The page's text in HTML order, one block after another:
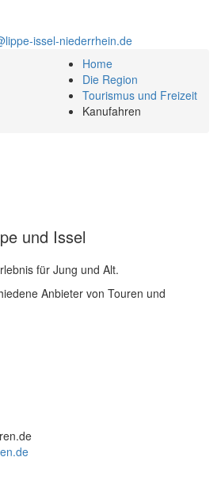
issel-niederrhein.de
Home
Die Region
Tourismus und Freizeit
Kanufahren
und Issel
für Jung und Alt.
Anbieter von Touren und